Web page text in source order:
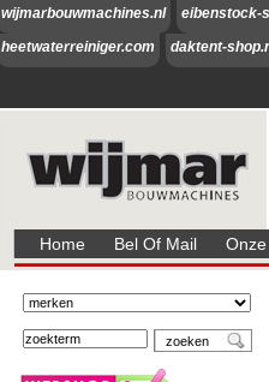
wijmarbouwmachines.nl eibenstock-
heetwaterreiniger.com
daktent-
Home Bel Of Mail